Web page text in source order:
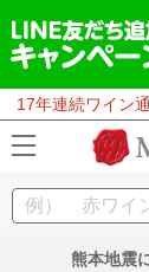
17年連続ワイン
熊本地震